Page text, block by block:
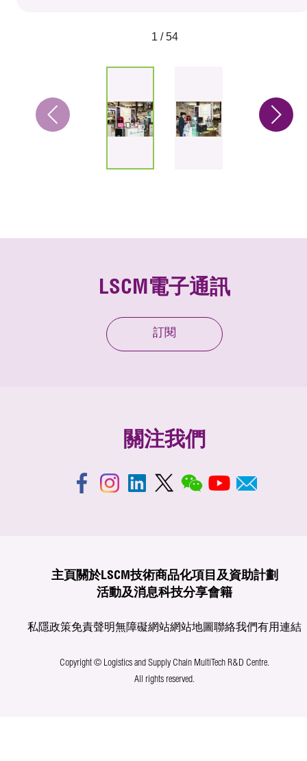
1 / 54
LSCM電子通訊
訂閱
關注我們
主頁 關於LSCM技術商品化項目及資助計劃
活動及消息科技分享會籍
私隱政策免責聲明無障礙網站網站地圖聯絡我們有用連結
Copyright © Logistics and Supply Chain MultiTech R&D Centre.
All rights reserved.